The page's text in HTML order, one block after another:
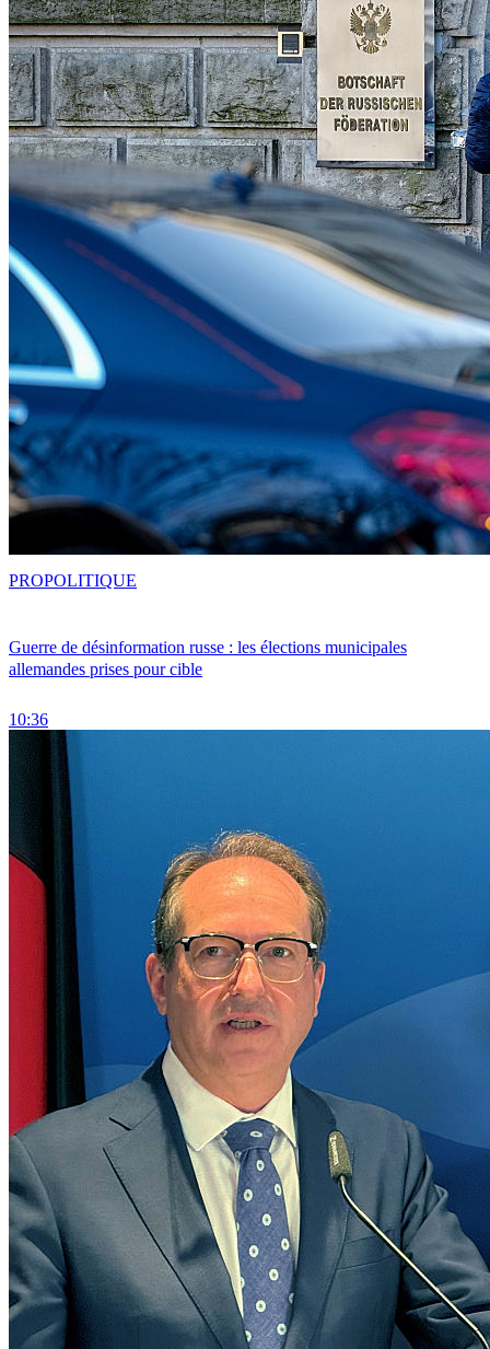
Guerre de désinformation russe : les élections municipales
allemandes prises pour cible
10:36
PROPOLITIQUE